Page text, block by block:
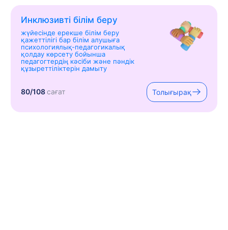
Инклюзивті білім беру
жүйесінде ерекше білім беру
қажеттілігі бар білім алушыға
психологиялық-педагогикалық
қолдау көрсету бойынша
педагогтердің кәсіби және пәндік
құзыреттіліктерін дамыту
80/108сағат Толығырақ